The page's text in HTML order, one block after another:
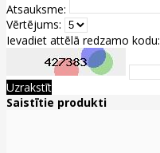
Atsauksme:
Vērtējums:
Ievadiet attēlā redzamo kodu:
Uzrakstīt
Saistītie produkti